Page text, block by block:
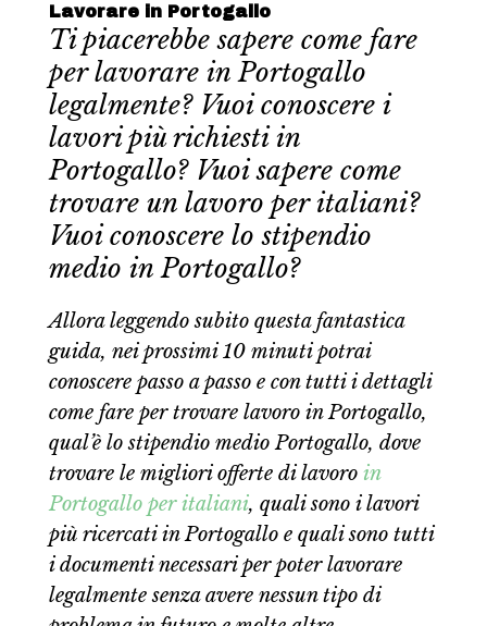
Lavorare in Portogallo
Ti piacerebbe sapere come fare
per lavorare in Portogallo
legalmente? Vuoi conoscere i
lavori più richiesti in
Portogallo? Vuoi sapere come
trovare un lavoro per italiani?
Vuoi conoscere lo stipendio
medio in Portogallo?
Allora leggendo subito questa fantastica
guida, nei prossimi 10 minuti potrai
conoscere passo a passo e con tutti i dettagli
come fare per trovare lavoro in Portogallo,
qual’è lo stipendio medio Portogallo, dove
trovare le migliori offerte di lavoro in
Portogallo per italiani, quali sono i lavori
più ricercati in Portogallo e quali sono tutti
i documenti necessari per poter lavorare
legalmente senza avere nessun tipo di